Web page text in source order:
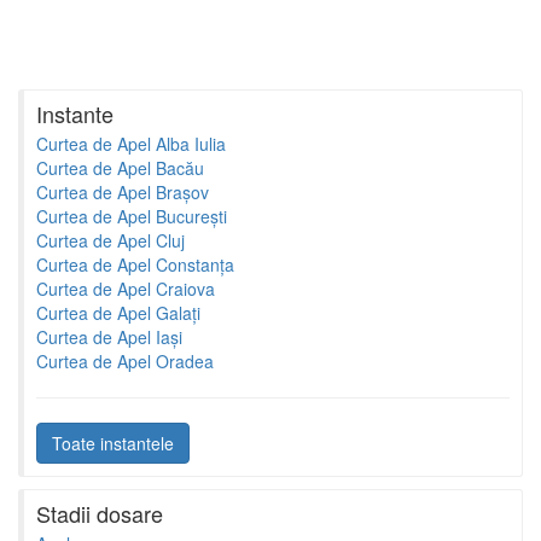
Instante
Curtea de Apel Alba Iulia
Curtea de Apel Bacău
Curtea de Apel Brașov
Curtea de Apel București
Curtea de Apel Cluj
Curtea de Apel Constanța
Curtea de Apel Craiova
Curtea de Apel Galați
Curtea de Apel Iași
Curtea de Apel Oradea
Toate instantele
Stadii dosare